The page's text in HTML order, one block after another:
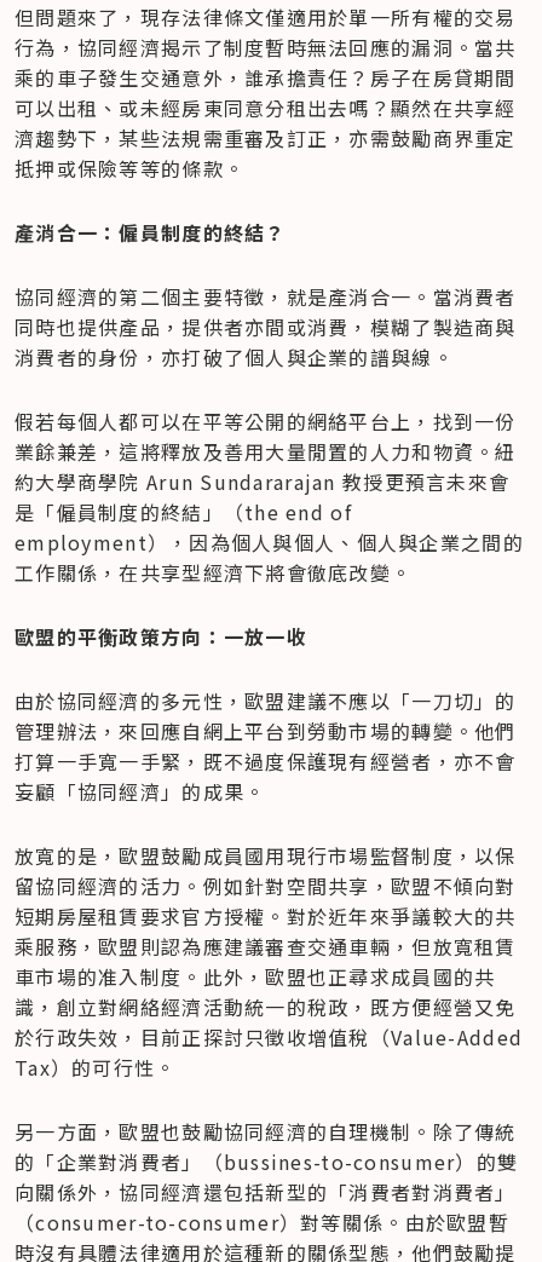
但問題來了，現存法律條文僅適用於單一所有權的交易
行為，協同經濟揭示了制度暫時無法回應的漏洞。當共
乘的車子發生交通意外，誰承擔責任？房子在房貸期間
可以出租、或未經房東同意分租出去嗎？顯然在共享經
濟趨勢下，某些法規需重審及訂正，亦需鼓勵商界重定
抵押或保險等等的條款。
產消合一：僱員制度的終結？
協同經濟的第二個主要特徵，就是產消合一。當消費者
同時也提供產品，提供者亦間或消費，模糊了製造商與
消費者的身份，亦打破了個人與企業的譜與線。
假若每個人都可以在平等公開的網絡平台上，找到一份
業餘兼差，這將釋放及善用大量閒置的人力和物資。紐
約大學商學院 Arun Sundararajan 教授更預言未來會
是「僱員制度的終結」（the end of
employment），因為個人與個人、個人與企業之間的
工作關係，在共享型經濟下將會徹底改變。
歐盟的平衡政策方向：一放一收
由於協同經濟的多元性，歐盟建議不應以「一刀切」的
管理辦法，來回應自網上平台到勞動市場的轉變。他們
打算一手寬一手緊，既不過度保護現有經營者，亦不會
妄顧「協同經濟」的成果。
放寬的是，歐盟鼓勵成員國用現行市場監督制度，以保
留協同經濟的活力。例如針對空間共享，歐盟不傾向對
短期房屋租賃要求官方授權。對於近年來爭議較大的共
乘服務，歐盟則認為應建議審查交通車輛，但放寬租賃
車市場的准入制度。此外，歐盟也正尋求成員國的共
識，創立對網絡經濟活動統一的稅政，既方便經營又免
於行政失效，目前正探討只徵收增值稅（Value-Added
Tax）的可行性。
另一方面，歐盟也鼓勵協同經濟的自理機制。除了傳統
的「企業對消費者」（bussines-to-consumer）的雙
向關係外，協同經濟還包括新型的「消費者對消費者」
（consumer-to-consumer）對等關係。由於歐盟暫
時沒有具體法律適用於這種新的關係型態，他們鼓勵提